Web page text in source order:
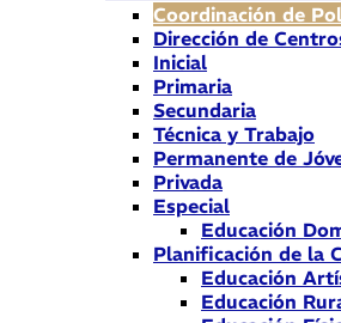
Coordinación de
Dirección de
Inicial
Primaria
Secundaria
Técnica y Trabajo
Permanente de
Privada
Especial
Educación
Planificación de la
Educación
Educación